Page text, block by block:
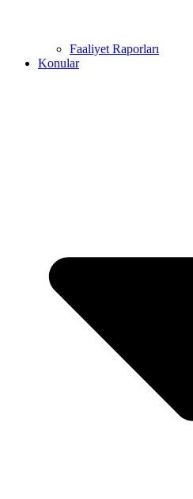
Faaliyet Raporları
Konular